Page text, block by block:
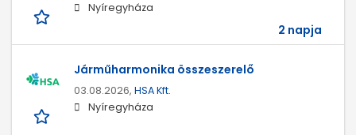
Nyíregyháza
2 napja
Járműharmonika összeszerelő
03.08.2026, HSA Kft.
Nyíregyháza